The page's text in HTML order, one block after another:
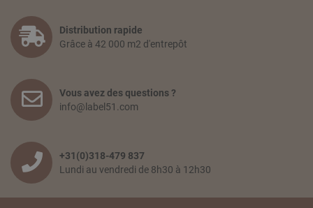
Distribution rapide
Grâce à 42 000 m2 d'entrepôt
Vous avez des questions ?
info@label51.com
+31(0)318-479 837
Lundi au vendredi de 8h30 à 12h30